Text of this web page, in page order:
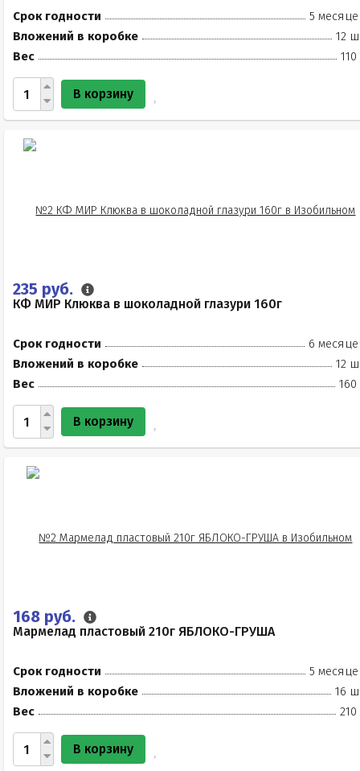
Срок годности
5
Вложений в коробке
12
Вес
110
В корзину
235 руб.
КФ МИР Клюква в шоколадной глазури 160г
Срок годности
6
Вложений в коробке
12
Вес
160
В корзину
168 руб.
Мармелад пластовый 210г ЯБЛОКО-ГРУША
Срок годности
5
Вложений в коробке
16
Вес
210
В корзину